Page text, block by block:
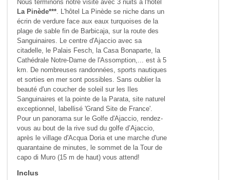
Nous terminons notre visite avec 3 nuits à l'hôtel
La Pinède***. L'hôtel La Pinède se niche dans un
écrin de verdure face aux eaux turquoises de la
plage de sable fin de Barbicaja, sur la route des
Sanguinaires. Le centre d'Ajaccio avec sa
citadelle, le Palais Fesch, la Casa Bonaparte, la
Cathédrale Notre-Dame de l'Assomption,... est à 5
km. De nombreuses randonnées, sports nautiques
et sorties en mer sont possibles. Sans oublier la
beauté d'un coucher de soleil sur les Iles
Sanguinaires et la pointe de la Parata, site naturel
exceptionnel, labellisé 'Grand Site de France'.
Pour un panorama sur le Golfe d'Ajaccio, rendez-
vous au bout de la rive sud du golfe d’Ajaccio,
après le village d'Acqua Doria et une marche d'une
quarantaine de minutes, le sommet de la Tour de
capo di Muro (15 m de haut) vous attend!
Inclus